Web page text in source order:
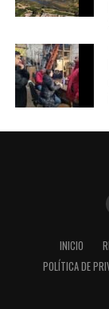
INICIO
POLÍTICA DE